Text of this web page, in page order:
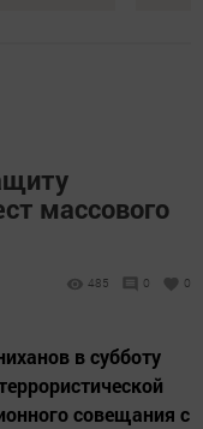
массового
485 0 0
в субботу
совещания с